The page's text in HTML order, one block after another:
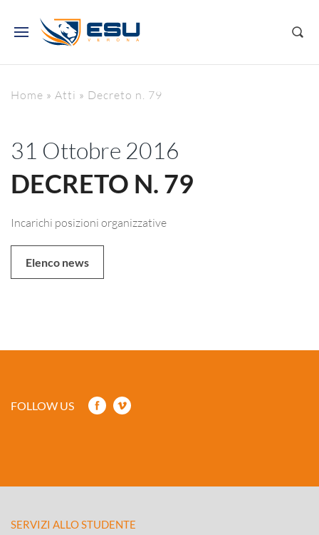
Home » Atti » Decreto n. 79
31 Ottobre 2016
DECRETO N. 79
Incarichi posizioni organizzative
Elenco news
FOLLOW US
SERVIZI ALLO STUDENTE